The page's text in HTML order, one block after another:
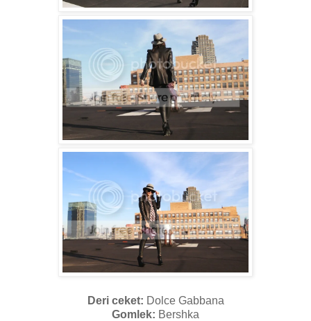
Deri ceket: Dolce Gabbana
Gomlek: Bershka